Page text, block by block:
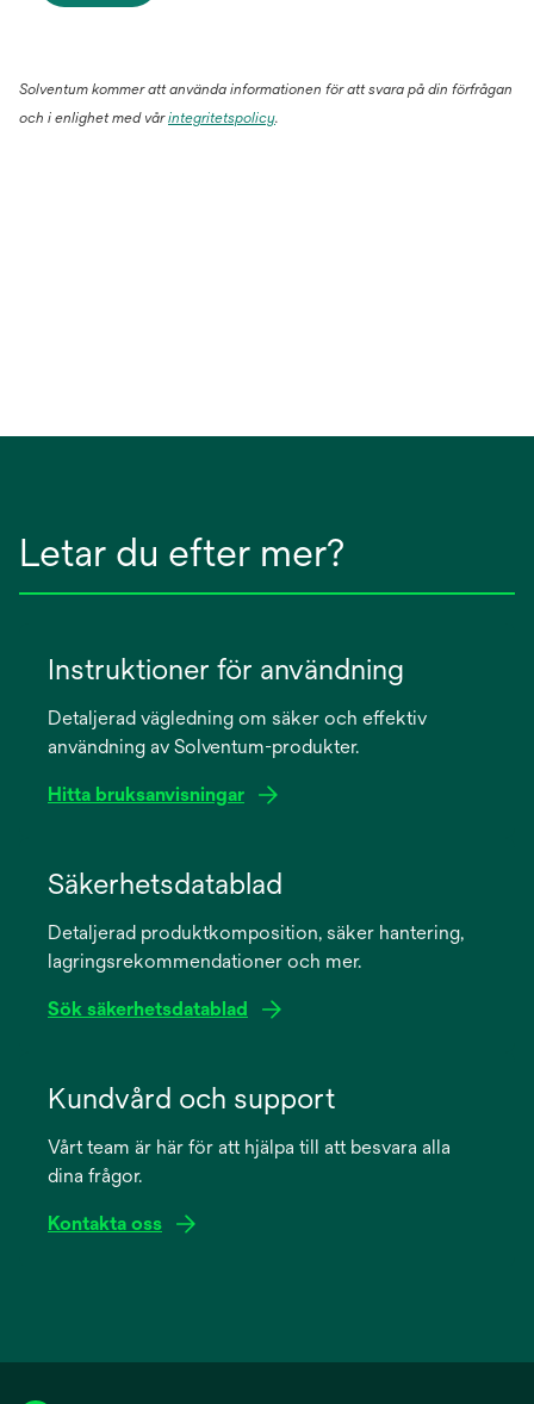
Solventum kommer att använda informationen för att svara på din förfrågan
och i enlighet med vårintegritetspolicy.
Letar du efter mer?
Instruktioner för användning
Detaljerad vägledning om säker och effektiv
användning av Solventum-produkter.
Hitta bruksanvisningar
new
Säkerhetsdatablad
Detaljerad produktkomposition, säker hantering,
lagringsrekommendationer och mer.
Sök säkerhetsdatablad
new
Kundvård och support
Vårt team är här för att hjälpa till att besvara alla
dina frågor.
Kontakta oss